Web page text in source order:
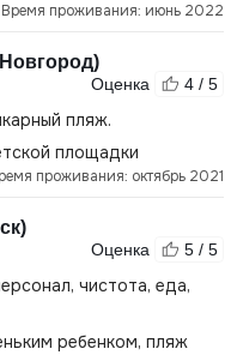
Время проживания: июнь 2022
Оценка 4 / 5
пляж.
площадки
проживания: октябрь 2021
Оценка 5 / 5
чистота, еда,
ребенком, пляж